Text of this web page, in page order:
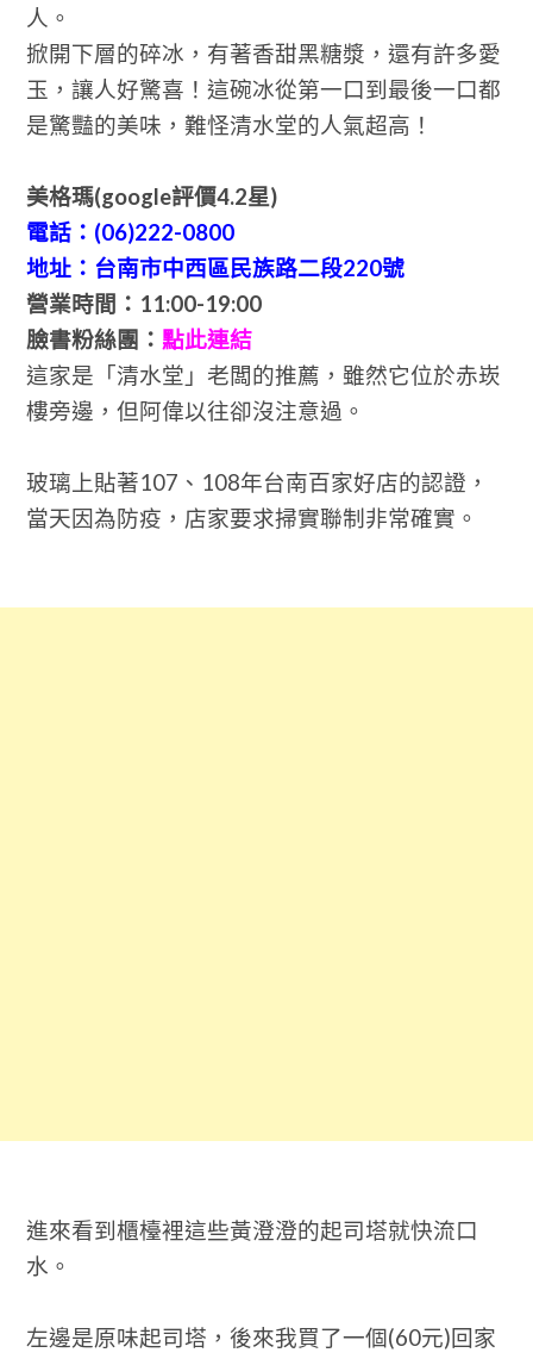
人。
掀開下層的碎冰，有著香甜黑糖漿，還有許多愛
玉，讓人好驚喜！這碗冰從第一口到最後一口都
是驚豔的美味，難怪清水堂的人氣超高！
美格瑪(google評價4.2星)
電話：(06)222-0800
地址：台南市中西區民族路二段220號
營業時間：11:00-19:00
臉書粉絲團： 點此連結
這家是「清水堂」老闆的推薦，雖然它位於赤崁
樓旁邊，但阿偉以往卻沒注意過。
玻璃上貼著107、108年台南百家好店的認證，
當天因為防疫，店家要求掃實聯制非常確實。
進來看到櫃檯裡這些黃澄澄的起司塔就快流口
水。
左邊是原味起司塔，後來我買了一個(60元)回家